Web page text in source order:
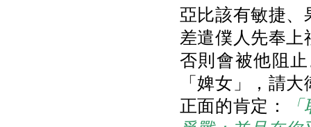
亞比該有敏捷、
差遣僕人先奉上
否則會被他阻
「婢女」，請
正面的肯定：